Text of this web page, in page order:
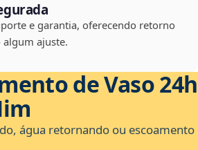
e garantia, oferecendo retorno
algum ajuste.
de Vaso 24h
água retornando ou escoamento